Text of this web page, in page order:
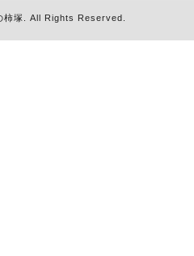
柿塚 . All Rights Reserved.